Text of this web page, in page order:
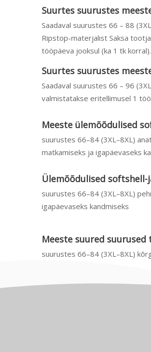
Suurtes suurustes
Saadaval suurustes 66 – 88
Ripstop-materjalist Saksa
tööpäeva jooksul (ka 1 tk korral).
Suurtes suurustes
Saadaval suurustes 66 – 96
valmistatakse eritellimusel 1
Meeste ülemõõdulised
suurustes 66–84 (3XL–8XL)
matkamiseks ja igapäevaseks
Ülemõõdulised softshell-
suurustes 66–84 (3XL–8XL)
igapäevaseks kandmiseks
Meeste suured
suurustes 66–84 (3XL–8XL)